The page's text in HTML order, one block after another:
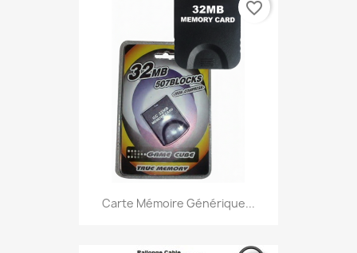
Carte Mémoire Générique...
favorite_border